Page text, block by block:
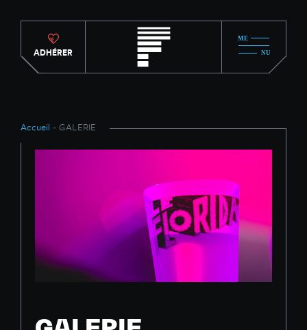
ADHÉRER
Accueil - GALERIE